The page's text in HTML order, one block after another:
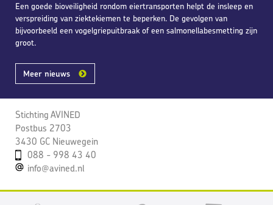
Een goede bioveiligheid rondom eiertransporten helpt de insleep en
verspreiding van ziektekiemen te beperken. De gevolgen van
bijvoorbeeld een vogelgriepuitbraak of een salmonellabesmetting zijn
groot.
Meer nieuws
Stichting AVINED
Postbus 2703
3430 GC Nieuwegein
088 - 998 43 40
info@avined.nl